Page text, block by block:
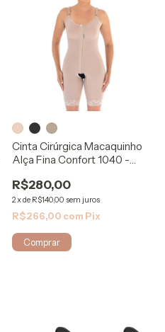
Cinta Cirúrgica Macaquinho
Alça Fina Confort 1040 -
R$280,00
2xde R$140,00 sem juros
R$266,00 com Pix
Comprar